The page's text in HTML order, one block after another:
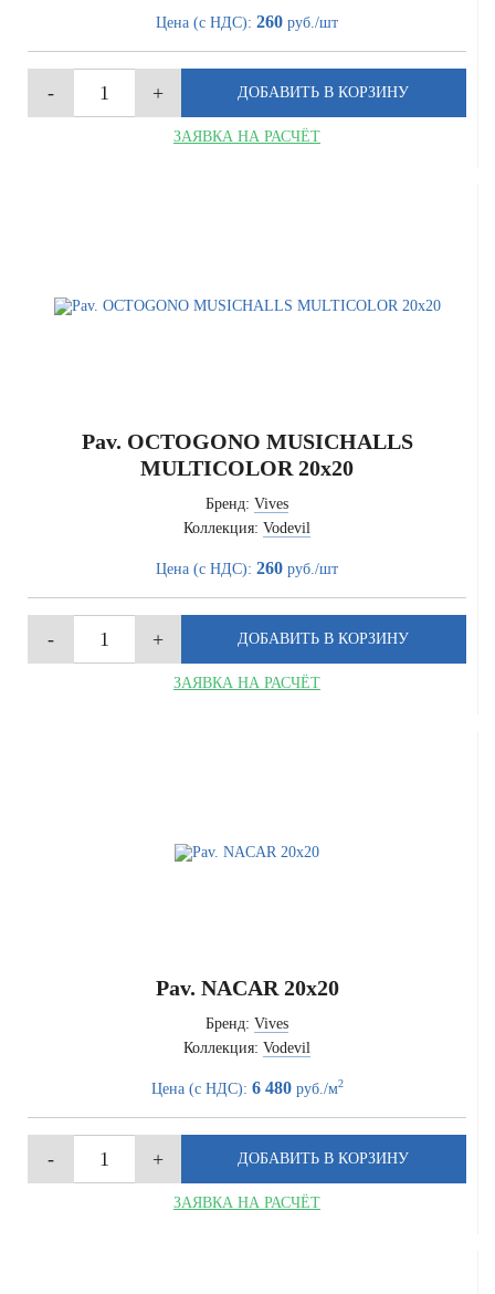
Цена (с НДС): 260 руб./шт
ЗАЯВКА НА РАСЧЁТ
Pav. OCTOGONO MUSICHALLS
MULTICOLOR 20x20
Бренд: Vives
Коллекция: Vodevil
Цена (с НДС): 260 руб./шт
ЗАЯВКА НА РАСЧЁТ
Pav. NACAR 20x20
Бренд: Vives
Коллекция: Vodevil
Цена (с НДС): 6 480руб./м2
ЗАЯВКА НА РАСЧЁТ